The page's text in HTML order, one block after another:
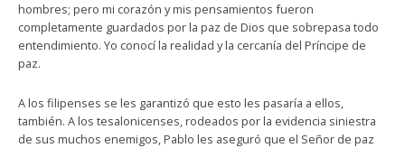
hombres; pero mi corazón y mis pensamientos fueron
completamente guardados por la paz de Dios que sobrepasa todo
entendimiento. Yo conocí la realidad y la cercanía del Príncipe de
paz.
A los filipenses se les garantizó que esto les pasaría a ellos,
también. A los tesalonicenses, rodeados por la evidencia siniestra
de sus muchos enemigos, Pablo les aseguró que el Señor de paz